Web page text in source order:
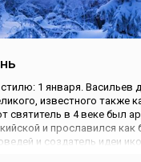
1 января. Васильев
известного также
святитель в 4 веке был
и прославился как
и создатель идеи